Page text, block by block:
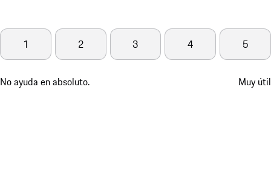
No ayuda en absoluto.
1 2 3 4 5
Muy útil